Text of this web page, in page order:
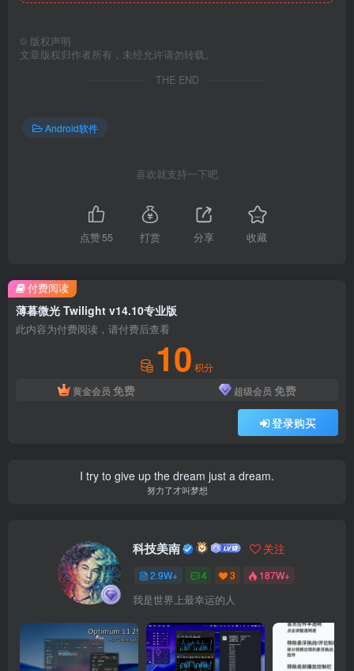
© 版权声明
文章版权归作者所有，未经允许请勿转载。
THE END
Android软件
喜欢就支持一下吧
点赞55 打赏 分享 收藏
薄暮微光 Twilight v14.10专业版
此内容为付费阅读，请付费后查看
10 积分
黄金会员 免费 超级会员 免费
登录购买
付费阅读
I try to give up the dream just a dream.
努力了才叫梦想
科技美南 关注
2.9W+ 4 3 187W+
我是世界上最幸运的人